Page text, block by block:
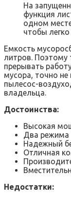
На
функция
одном
чтобы легко
Емкость
литров. Поэтому
прерывать
мусора, точно не
пылесос-
владельца.
Достоинства:
Высокая
Два режима
Надежный
Отличная
Недостатки: